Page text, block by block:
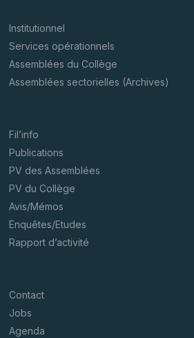
Institutionnel
Services opérationnels
Assemblées du Collège
Assemblées sectorielles (Archives)
Fil’info
Publications
PV des Assemblées
PV du Collège
Avis/Mémos
Enquêtes/Etudes
Rapport d’activité
Contact
Jobs
Agenda